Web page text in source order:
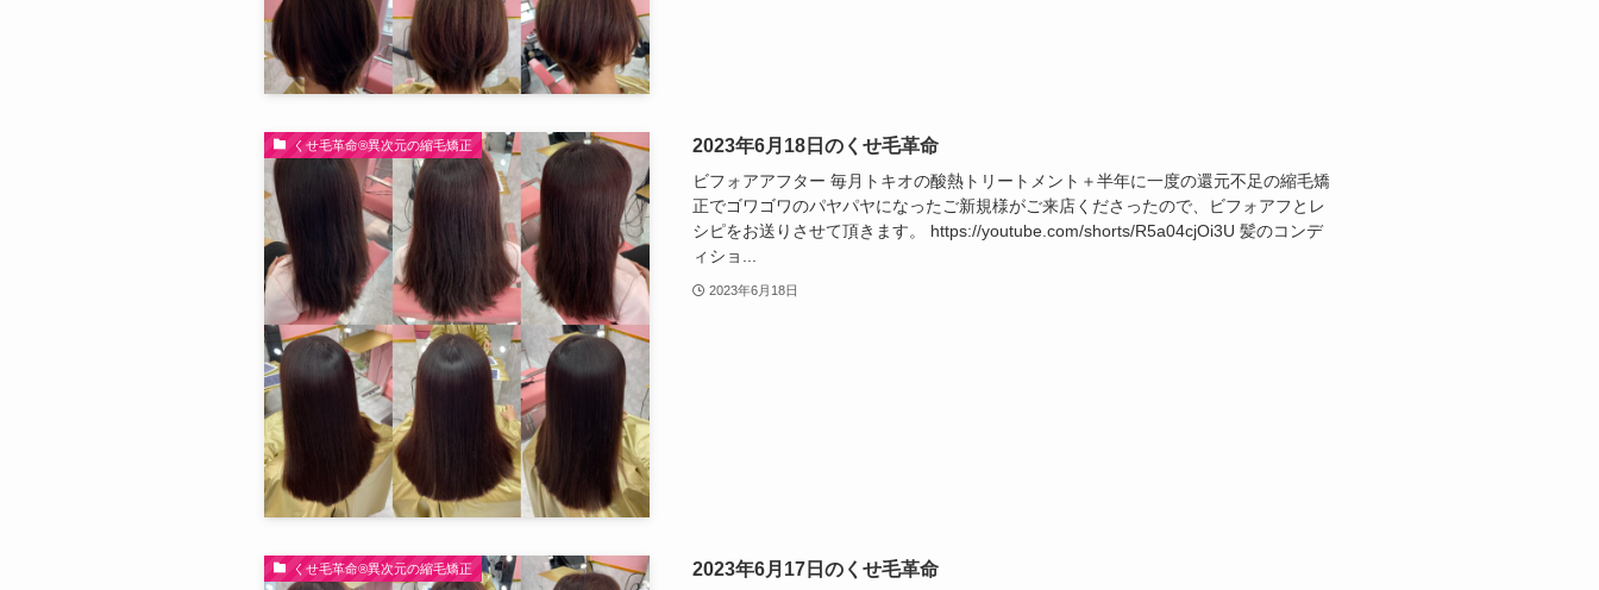
くせ毛革命®︎異次元の縮毛矯正 2023年6月18日のくせ毛革命
ビフォアアフター 毎月トキオの酸熱トリートメント＋半年に一度の還元不足の縮毛矯
正でゴワゴワのパヤパヤになったご新規様がご来店くださったので、ビフォアフとレ
シピをお送りさせて頂きます。 https://youtube.com/shorts/R5a04cjOi3U 髪のコンデ
ィショ...
2023年6月18日
くせ毛革命®︎異次元の縮毛矯正 2023年6月17日のくせ毛革命